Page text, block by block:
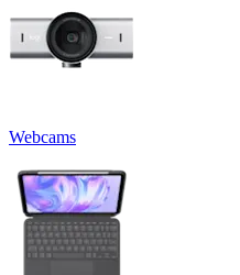
Webcams